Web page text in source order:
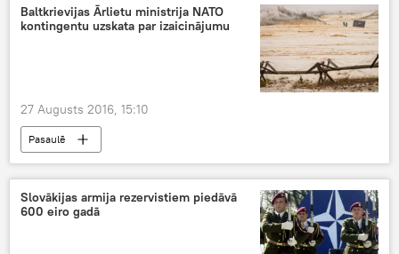
Baltkrievijas Ārlietu ministrija NATO
kontingentu uzskata par izaicinājumu
27 Augusts 2016, 15:10
Pasaulē
Slovākijas armija rezervistiem piedāvā
600 eiro gadā